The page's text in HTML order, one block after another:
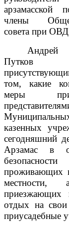
арзамасской
члены
совета при
Андрей
Путков
том, какие
меры
казенных
сегодняшний
Арзамас в
проживающих
местности,
приезжающих
отдых на
приусадебные